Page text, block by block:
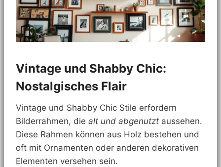
Vintage und Shabby Chic:
Nostalgisches Flair
Vintage und Shabby Chic Stile erfordern
Bilderrahmen, die alt und abgenutzt aussehen.
Diese Rahmen können aus Holz bestehen und
oft mit Ornamenten oder anderen dekorativen
Elementen versehen sein.